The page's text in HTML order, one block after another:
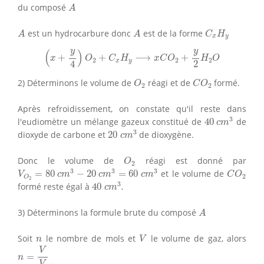
du composé A
A
A
A est un hydrocarbure donc A
A est de la forme CxHy
Cx Hy
(x +
y
4 ) O2 + CxHy ⟶ xCO2 +
y
2 H2O
+y4 H2
2) Déterminons le volume de O2
O réagi et de CO2
CO2 formé.
Après refroidissement, on constate qu'il reste dans
l'eudiomètre un mélange gazeux constitué de 40 cm3
40c m3de
dioxyde de carbone et 20 cm3
20 cm3de dioxygène.
Donc le volume de O2
O réagi est donné par
VO2 = 80 cm3 − 20 cm3 = 60 cm3
VO2 80 m3−20c m3= 60cm 3 et le volume de CO2
CO2
formé reste égal à 40 cm3.
40cm 3
3) Déterminons la formule brute du composé A
A
Soitn
n le nombre de mols et V
V le volume de gaz, alors
n =
V
n=V Vm